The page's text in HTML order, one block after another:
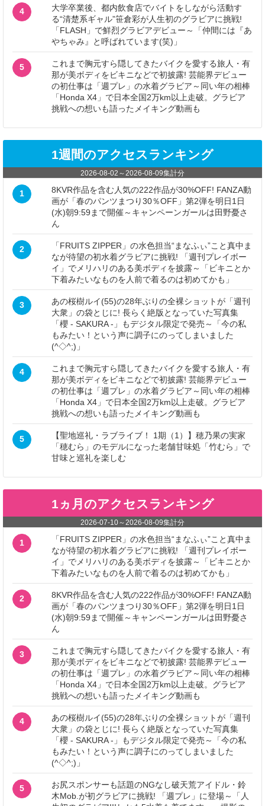
4
大学卒業後、都内飲食店でバイトをしながら活動す
る“清楚系ギャル”笹倉彩が人生初のグラビアに挑戦!
「FLASH」で鮮烈グラビアデビュー～「仲間には『あ
やちゃみ』と呼ばれています(笑)」
5
これまで胸元すら隠してきたバイクを愛する旅人・有
那が美ボディをビキニなどで初披露! 芸能界デビュー
の初仕事は「週プレ」の水着グラビア～同い年の相棒
「Honda X4」で日本全国2万km以上走破。グラビア
挑戦への想いも語ったメイキング動画も
1週間のアクセスランキング
2026-08-02 ～2026-08-09集計分
1
8KVR作品を含む人気の222作品が30%OFF! FANZA動
画が「春のパンツまつり30％OFF」第2弾を明日1日
(水)朝9:59まで開催～キャンペーンガールは田野憂さ
ん
2
「FRUITS ZIPPER」の水色担当“まなふぃ”こと真中ま
なが待望の初水着グラビアに挑戦! 「週刊プレイボー
イ」でメリハリのある美ボディを披露～「ビキニとか
下着みたいなものを人前で着るのは初めてかも」
3
あの桜樹ルイ(55)の28年ぶりの全裸ショットが「週刊
大衆」の袋とじに! 長らく絶版となっていた写真集
「櫻 - SAKURA -」もデジタル限定で発売～「今の私
もみたい！という声に調子にのってしまいました
(^◇^;)」
4
これまで胸元すら隠してきたバイクを愛する旅人・有
那が美ボディをビキニなどで初披露! 芸能界デビュー
の初仕事は「週プレ」の水着グラビア～同い年の相棒
「Honda X4」で日本全国2万km以上走破。グラビア
挑戦への想いも語ったメイキング動画も
5
【聖地巡礼・ラブライブ！ 1期（1）】穂乃果の実家
「穂むら」のモデルになった老舗甘味処「竹むら」で
甘味と巡礼を楽しむ
1ヵ月のアクセスランキング
2026-07-10～2026-08-09集計分
1
「FRUITS ZIPPER」の水色担当“まなふぃ”こと真中ま
なが待望の初水着グラビアに挑戦! 「週刊プレイボー
イ」でメリハリのある美ボディを披露～「ビキニとか
下着みたいなものを人前で着るのは初めてかも」
2
8KVR作品を含む人気の222作品が30%OFF! FANZA動
画が「春のパンツまつり30％OFF」第2弾を明日1日
(水)朝9:59まで開催～キャンペーンガールは田野憂さ
ん
3
これまで胸元すら隠してきたバイクを愛する旅人・有
那が美ボディをビキニなどで初披露! 芸能界デビュー
の初仕事は「週プレ」の水着グラビア～同い年の相棒
「Honda X4」で日本全国2万km以上走破。グラビア
挑戦への想いも語ったメイキング動画も
4
あの桜樹ルイ(55)の28年ぶりの全裸ショットが「週刊
大衆」の袋とじに! 長らく絶版となっていた写真集
「櫻 - SAKURA -」もデジタル限定で発売～「今の私
もみたい！という声に調子にのってしまいました
(^◇^;)」
5
お尻スポンサーも話題のNGなし破天荒アイドル・鈴
木Mob.が初グラビアに挑戦! 「週プレ」に登場～「人